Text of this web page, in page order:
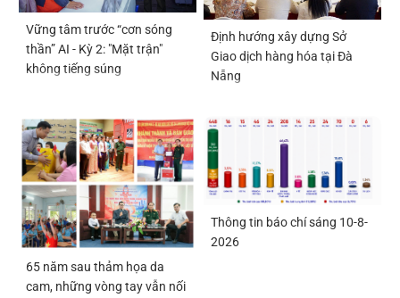
Vững tâm trước “cơn sóng
thần” AI - Kỳ 2: "Mặt trận"
không tiếng súng
Định hướng xây dựng Sở
Giao dịch hàng hóa tại Đà
Nẵng
65 năm sau thảm họa da
cam, những vòng tay vẫn nối
Thông tin báo chí sáng 10-8-
2026